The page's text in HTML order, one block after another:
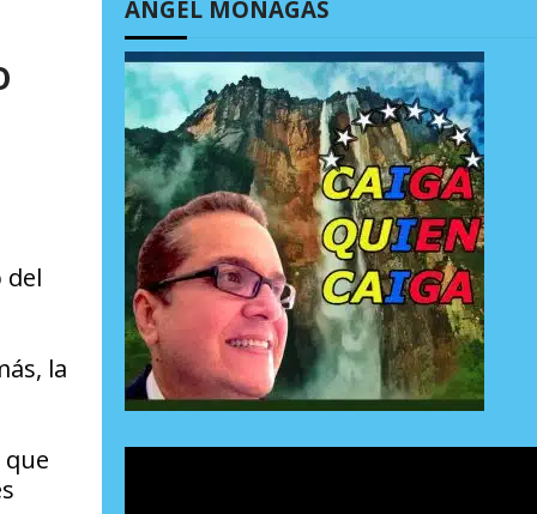
del
la
ÁNGEL MONAGAS